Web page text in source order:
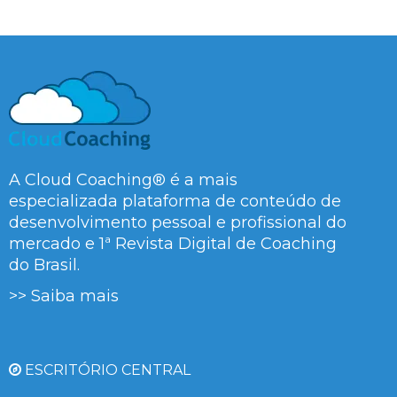
A Cloud Coaching® é a mais
especializada plataforma de conteúdo de
desenvolvimento pessoal e profissional do
mercado e 1ª Revista Digital de Coaching
do Brasil.
>> Saiba mais
ESCRITÓRIO CENTRAL